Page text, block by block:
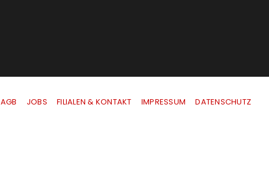
AGB JOBS FILIALEN & KONTAKT IMPRESSUM |DATENSCHUTZ